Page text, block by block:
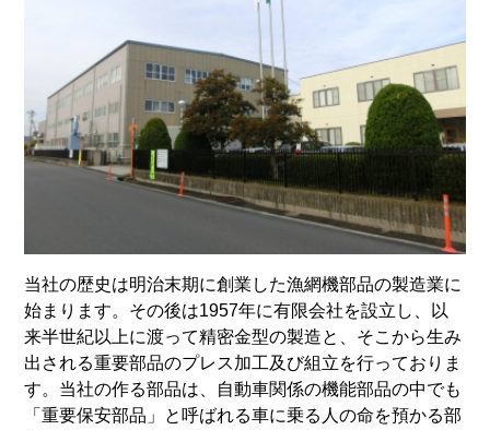
当社の歴史は明治末期に創業した漁網機部品の製造業に
始まります。その後は1957年に有限会社を設立し、以
来半世紀以上に渡って精密金型の製造と、そこから生み
出される重要部品のプレス加工及び組立を行っておりま
す。当社の作る部品は、自動車関係の機能部品の中でも
「重要保安部品」と呼ばれる車に乗る人の命を預かる部